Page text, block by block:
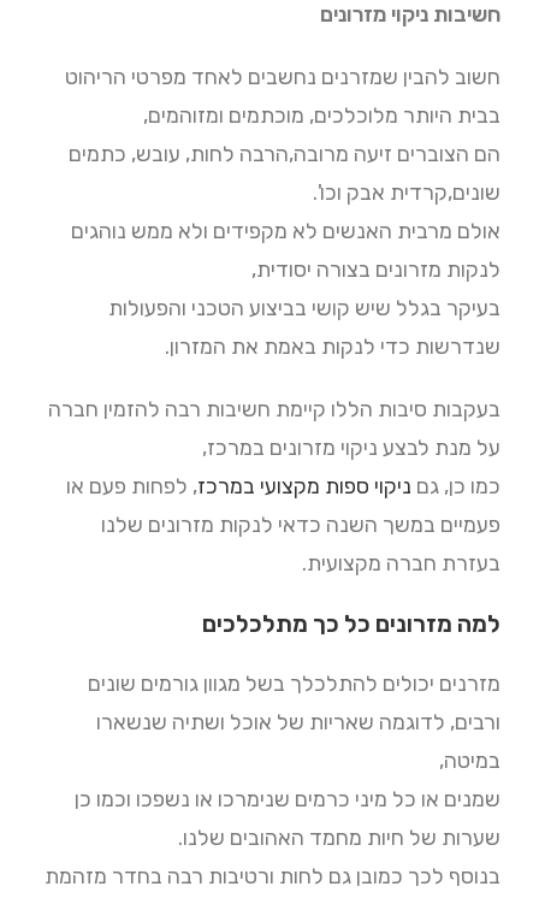
חשיבות ניקוי מזרונים
חשוב להבין שמזרנים נחשבים לאחד מפרטי הריהוט
בבית היותר מלוכלכים, מוכתמים ומזוהמים,
הם הצוברים זיעה מרובה,הרבה לחות, עובש, כתמים
שונים,קרדית אבק וכו'.
אולם מרבית האנשים לא מקפידים ולא ממש נוהגים
לנקות מזרונים בצורה יסודית,
בעיקר בגלל שיש קושי בביצוע הטכני והפעולות
שנדרשות כדי לנקות באמת את המזרון.
בעקבות סיבות הללו קיימת חשיבות רבה להזמין חברה
על מנת לבצע ניקוי מזרונים במרכז,
כמו כן, גם ניקוי ספות מקצועי במרכז, לפחות פעם או
פעמיים במשך השנה כדאי לנקות מזרונים שלנו
בעזרת חברה מקצועית.
למה מזרונים כל כך מתלכלכים
מזרנים יכולים להתלכלך בשל מגוון גורמים שונים
ורבים, לדוגמה שאריות של אוכל ושתיה שנשארו
במיטה,
שמנים או כל מיני כרמים שנימרכו או נשפכו וכמו כן
שערות של חיות מחמד האהובים שלנו.
בנוסף לכך כמובן גם לחות ורטיבות רבה בחדר מזהמת